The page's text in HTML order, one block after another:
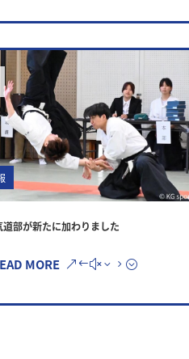
道部が新たに加わりました
MORE